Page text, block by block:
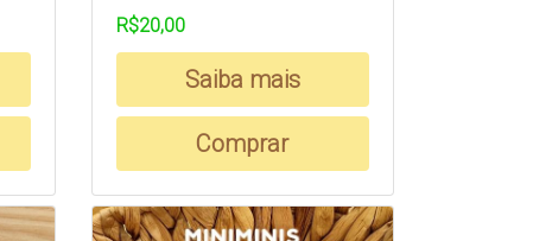
R$20,00
Saiba mais
Comprar